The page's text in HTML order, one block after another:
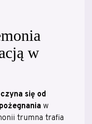
w
się od
w
trumna trafia